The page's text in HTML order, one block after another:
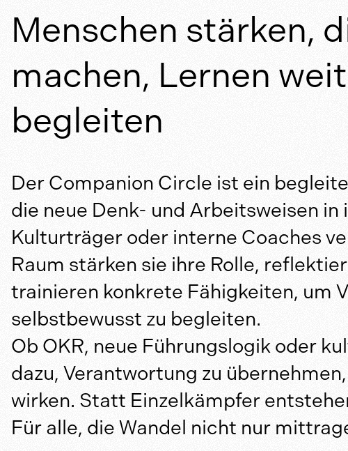
Menschen stärken,
machen, Lernen
begleiten
Der Companion Circle ist ein
die neue Denk- und Arbeitsweisen
Kulturträger oder interne Coaches
Raum stärken sie ihre Rolle,
trainieren konkrete Fähigkeiten, um
selbstbewusst zu begleiten.
Ob OKR, neue Führungslogik oder
dazu, Verantwortung zu
wirken. Statt Einzelkämpfer
Für alle, die Wandel nicht nur